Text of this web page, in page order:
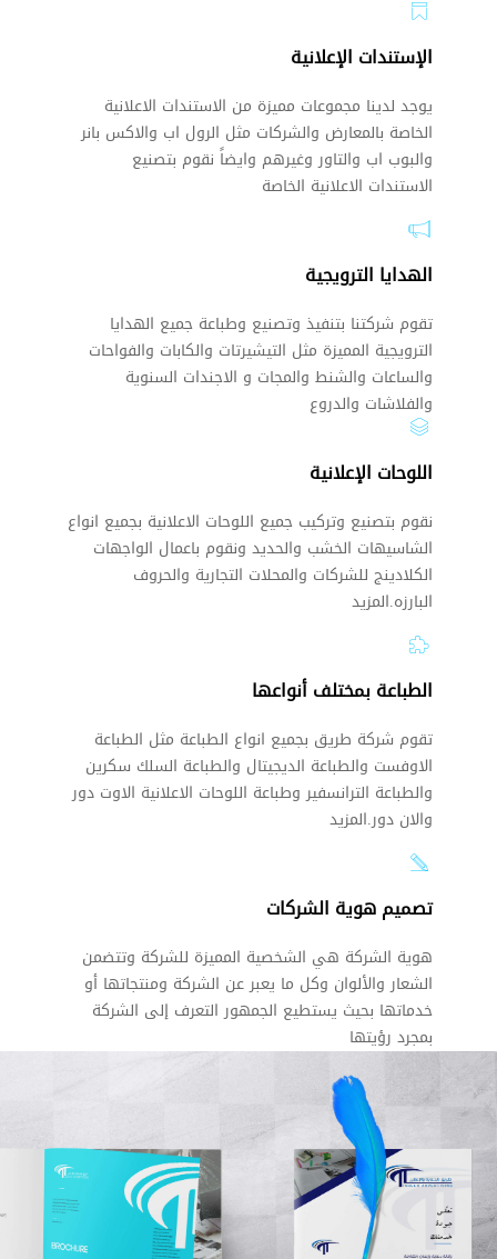
الإستندات الإعلانية
يوجد لدينا مجموعات مميزة من الاستندات الاعلانية
الخاصة بالمعارض والشركات مثل الرول اب والاكس بانر
والبوب اب والتاور وغيرهم وايضاً نقوم بتصنيع
الاستندات الاعلانية الخاصة
الهدايا الترويجية
تقوم شركتنا بتنفيذ وتصنيع وطباعة جميع الهدايا
الترويجية المميزة مثل التيشيرتات والكابات والفواحات
والساعات والشنط والمجات و الاجندات السنوية
والفلاشات والدروع
اللوحات الإعلانية
نقوم بتصنيع وتركيب جميع اللوحات الاعلانية بجميع انواع
الشاسيهات الخشب والحديد ونقوم باعمال الواجهات
الكلادينج للشركات والمحلات التجارية والحروف
البارزه.المزيد
الطباعة بمختلف أنواعها
تقوم شركة طريق بجميع انواع الطباعة مثل الطباعة
الاوفست والطباعة الديجيتال والطباعة السلك سكرين
والطباعة الترانسفير وطباعة اللوحات الاعلانية الاوت دور
والان دور.المزيد
تصميم هوية الشركات
هوية الشركة هي الشخصية المميزة للشركة وتتضمن
الشعار والألوان وكل ما يعبر عن الشركة ومنتجاتها أو
خدماتها بحيث يستطيع الجمهور التعرف إلى الشركة
بمجرد رؤيتها